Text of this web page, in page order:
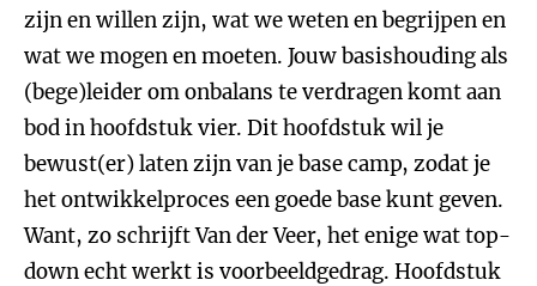
zijn en willen zijn, wat we weten en begrijpen en
wat we mogen en moeten. Jouw basishouding als
(bege)leider om onbalans te verdragen komt aan
bod in hoofdstuk vier. Dit hoofdstuk wil je
bewust(er) laten zijn van je base camp, zodat je
het ontwikkelproces een goede base kunt geven.
Want, zo schrijft Van der Veer, het enige wat top-
down echt werkt is voorbeeldgedrag. Hoofdstuk